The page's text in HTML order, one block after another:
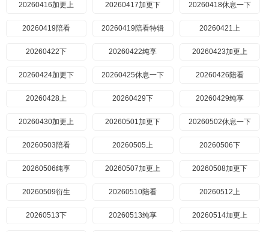
20260416加更上 20260417加更下 20260418休息一下
20260419陪看 20260419陪看特辑 20260421上
20260422下 20260422纯享 20260423加更上
20260424加更下 20260425休息一下 20260426陪看
20260428上 20260429下 20260429纯享
20260430加更上 20260501加更下 20260502休息一下
20260503陪看 20260505上 20260506下
20260506纯享 20260507加更上 20260508加更下
20260509衍生 20260510陪看 20260512上
20260513下 20260513纯享 20260514加更上